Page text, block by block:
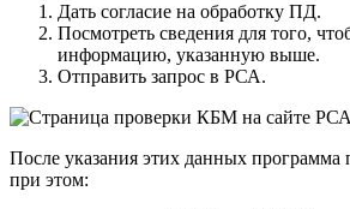
Дать согласие на обработку ПД.
Посмотреть сведения для того,
информацию, указанную выше.
Отправить запрос в РСА.
После указания этих данных программа
при этом: